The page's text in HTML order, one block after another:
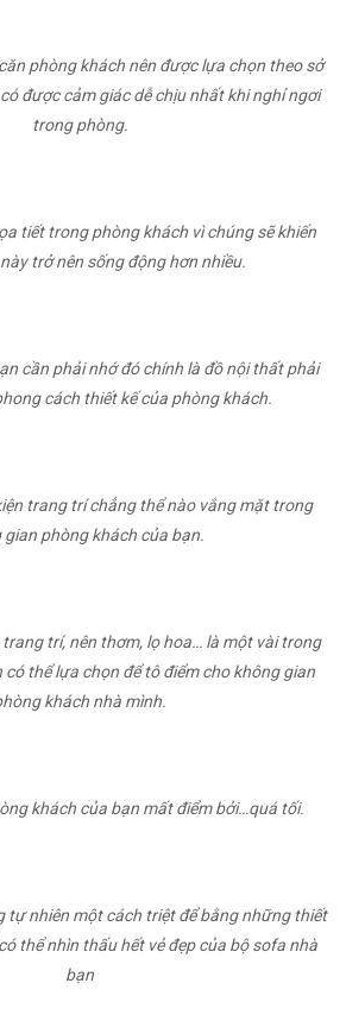
phòng khách nên được lựa chọn theo sở
được cảm giác dễ chịu nhất khi nghỉ ngơi
trong phòng.
tiết trong phòng khách vì chúng sẽ khiến
trở nên sống động hơn nhiều.
cần phải nhớ đó chính là đồ nội thất phải
cách thiết kế của phòng khách.
trang trí chẳng thể nào vắng mặt trong
gian phòng khách của bạn.
trí, nên thơm, lọ hoa… là một vài trong
thể lựa chọn để tô điểm cho không gian
khách nhà mình.
khách của bạn mất điểm bởi…quá tối.
tự nhiên một cách triệt để bằng những thiết
thể nhìn thấu hết vẻ đẹp của bộ sofa nhà
bạn